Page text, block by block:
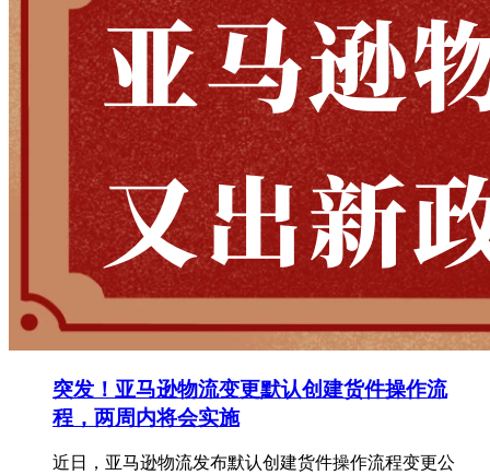
突发！亚马逊物流变更默认创建货件操作流
程，两周内将会实施
近日，亚马逊物流发布默认创建货件操作流程变更公